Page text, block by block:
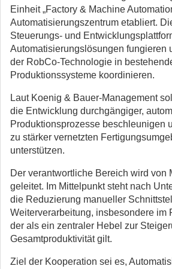
Einheit „Factory & Machine
Automatisierungszentrum etabliert.
Steuerungs- und
Automatisierungslösungen fungieren
der RobCo-Technologie in
Produktionssysteme koordinieren.
Laut Koenig & Bauer-Management
die Entwicklung durchgängiger,
Produktionsprozesse beschleunigen
zu stärker vernetzten
unterstützen.
Der verantwortliche Bereich wird von
geleitet. Im Mittelpunkt steht nach
die Reduzierung manueller
Weiterverarbeitung, insbesondere im
der als ein zentraler Hebel zur
Gesamtproduktivität gilt.
Ziel der Kooperation sei es,